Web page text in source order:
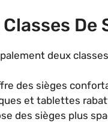
De
deux
des sièges
et tablettes
des sièges plus